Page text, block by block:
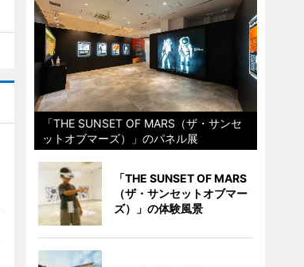
「THE SUNSET OF MARS（ザ・サンセ
ットオブマーズ）」のパネル展
「THE SUNSET OF MARS
（ザ・サンセットオブマー
ズ）」の体験風景